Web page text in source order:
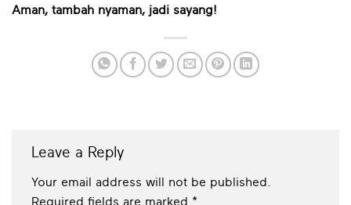
Aman, tambah nyaman, jadi sayang!
Leave a Reply
Your email address will not be published.
Required fields are marked *